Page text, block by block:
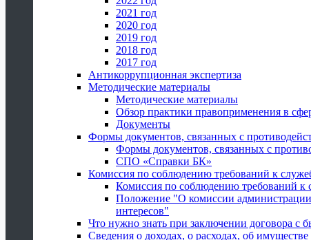
2021 год
2020 год
2019 год
2018 год
2017 год
Антикоррупционная экспертиза
Методические материалы
Методические материалы
Обзор практики правоприменения в
Документы
Формы документов, связанных с
Формы документов, связанных с
СПО «Справки БК»
Комиссия по соблюдению требований к
Комиссия по соблюдению требований
Положение "О комиссии
интересов"
Что нужно знать при заключении договора
Сведения о доходах, о расходах, об